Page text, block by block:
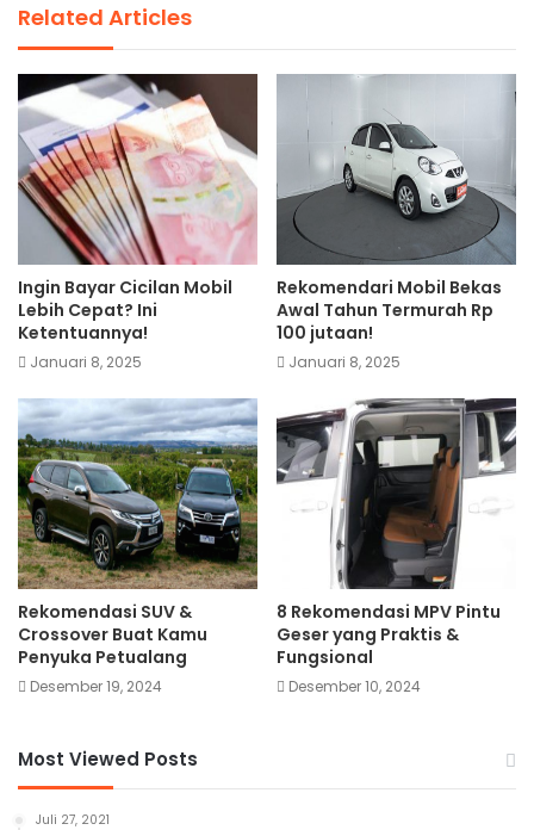
Related Articles
Ingin Bayar Cicilan Mobil
Lebih Cepat? Ini
Ketentuannya!
Januari 8, 2025
Rekomendari Mobil Bekas
Awal Tahun Termurah Rp
100 jutaan!
Januari 8, 2025
Rekomendasi SUV &
Crossover Buat Kamu
Penyuka Petualang
Desember 19, 2024
8 Rekomendasi MPV Pintu
Geser yang Praktis &
Fungsional
Desember 10, 2024
Most Viewed Posts
Juli 27, 2021